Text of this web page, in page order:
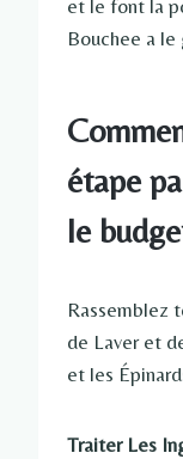
et le font la
Bouchee a le
étape
le
Rassemblez
de Laver et
et les
Traiter Les